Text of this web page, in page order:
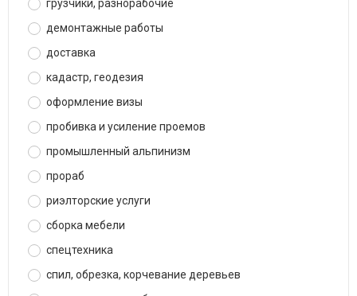
грузчики, разнорабочие
демонтажные работы
доставка
кадастр, геодезия
оформление визы
пробивка и усиление проемов
промышленный альпинизм
прораб
риэлторские услуги
сборка мебели
спецтехника
спил, обрезка, корчевание деревьев